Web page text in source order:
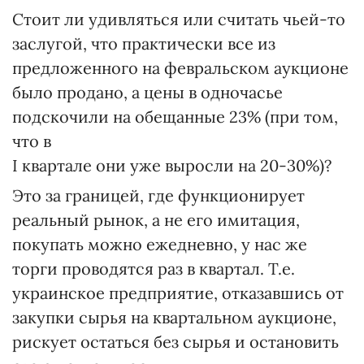
Стоит ли удивляться или считать чьей-то
заслугой, что практически все из
предложенного на февральском аукционе
было продано, а цены в одночасье
подскочили на обещанные 23% (при том,
что в
I квартале они уже выросли на 20-30%)?
Это за границей, где функционирует
реальный рынок, а не его имитация,
покупать можно ежедневно, у нас же
торги проводятся раз в квартал. Т.е.
украинское предприятие, отказавшись от
закупки сырья на квартальном аукционе,
рискует остаться без сырья и остановить